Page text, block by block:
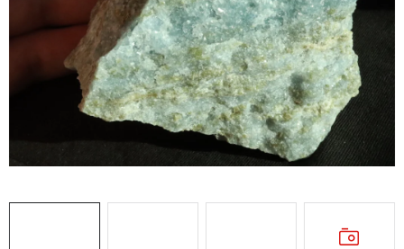
ČLÁNKY
NALEZIŠTĚ
NÁŠ PŘÍBĚH
VIDEOGALERIE